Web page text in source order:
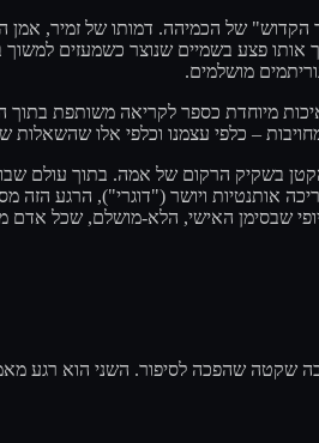
של הכמיהה. דמותו של זמיר,
פצע בשמיים שנוצר כשמעזים
מושלמים.
מיוחדת כספר לקריאה משותפת
– כלפי עצמנו וכלפי אלו שהשאלות
בשקיק הרקום של אמה. בתוך עולם
ויושר ("דוגרי"), הרגע הזה
שבסימן האישי, הלא-מושלם, שכל אדם
שקטה שהפכה לסיפור. השני הוא רגע